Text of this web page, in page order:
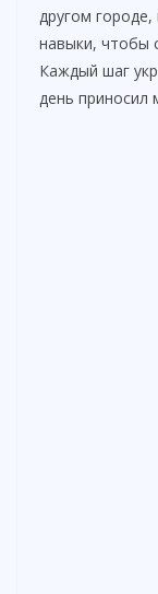
другом
навыки, чтобы
Каждый шаг
день приносил